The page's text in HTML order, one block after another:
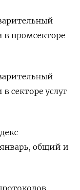
в промсекторе
секторе услуг
общий и